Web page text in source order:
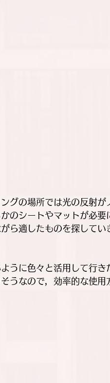
グの場所では光の反射
のシートやマットが必
ら適したものを探してい
うに色々と活用して行
うなので，効率的な使